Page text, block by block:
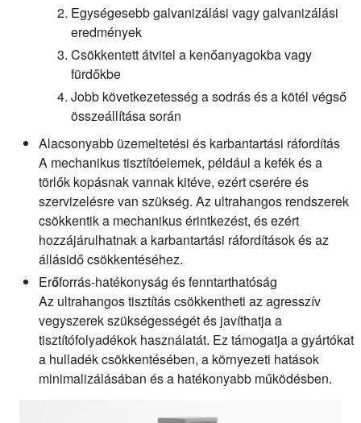
Egységesebb galvanizálási vagy galvanizálási
eredmények
Csökkentett átvitel a kenőanyagokba vagy
fürdőkbe
Jobb következetesség a sodrás és a kötél végső
összeállítása során
Alacsonyabb üzemeltetési és karbantartási ráfordítás
A mechanikus tisztítóelemek, például a kefék és a
törlők kopásnak vannak kitéve, ezért cserére és
szervizelésre van szükség. Az ultrahangos rendszerek
csökkentik a mechanikus érintkezést, és ezért
hozzájárulhatnak a karbantartási ráfordítások és az
állásidő csökkentéséhez.
Erőforrás-hatékonyság és fenntarthatóság
Az ultrahangos tisztítás csökkentheti az agresszív
vegyszerek szükségességét és javíthatja a
tisztítófolyadékok használatát. Ez támogatja a gyártókat
a hulladék csökkentésében, a környezeti hatások
minimalizálásában és a hatékonyabb működésben.